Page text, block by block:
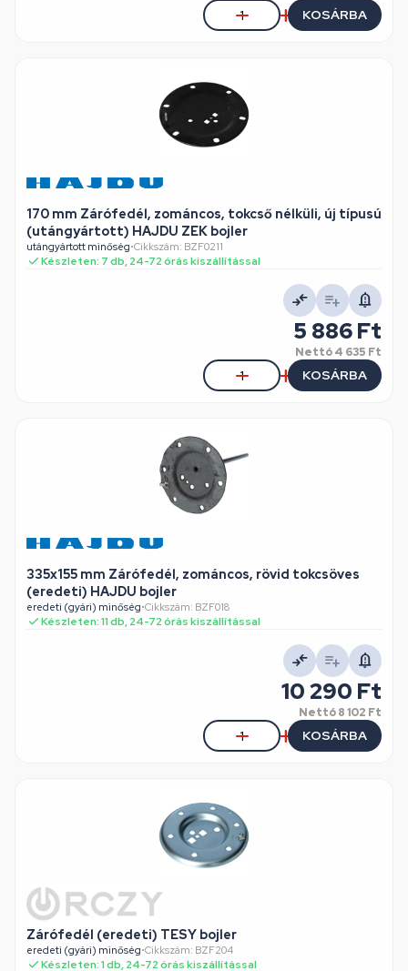
KOSÁRBA
170 mm Zárófedél, zománcos, tokcső nélküli, új típusú
(utángyártott) HAJDU ZEK bojler
utángyártott minőség•Cikkszám: BZF0211
Készleten: 7 db, 24-72 órás kiszállítással
5 886 Ft
Nettó4 635 Ft
KOSÁRBA
335x155 mm Zárófedél, zománcos, rövid tokcsöves
(eredeti) HAJDU bojler
eredeti (gyári) minőség•Cikkszám: BZF018
Készleten: 11 db, 24-72 órás kiszállítással
10 290 Ft
Nettó8 102 Ft
KOSÁRBA
Zárófedél (eredeti) TESY bojler
eredeti (gyári) minőség•Cikkszám: BZF204
Készleten: 1 db, 24-72 órás kiszállítással